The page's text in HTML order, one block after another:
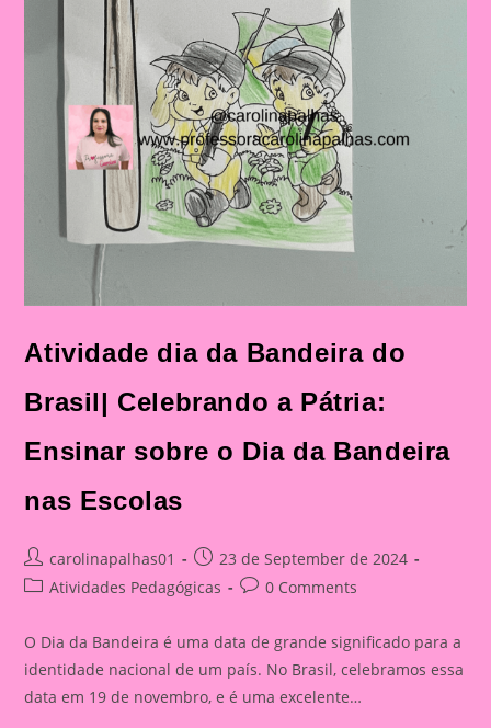
Atividade dia da Bandeira do
Brasil| Celebrando a Pátria:
Ensinar sobre o Dia da Bandeira
nas Escolas
Post
author:
carolinapalhas01
Post
published:
23 de September de 2024
PostAtividades Pedagógicas
Post0 Comments
O Dia da Bandeira é uma data de grande significado para a
identidade nacional de um país. No Brasil, celebramos essa
data em 19 de novembro, e é uma excelente…